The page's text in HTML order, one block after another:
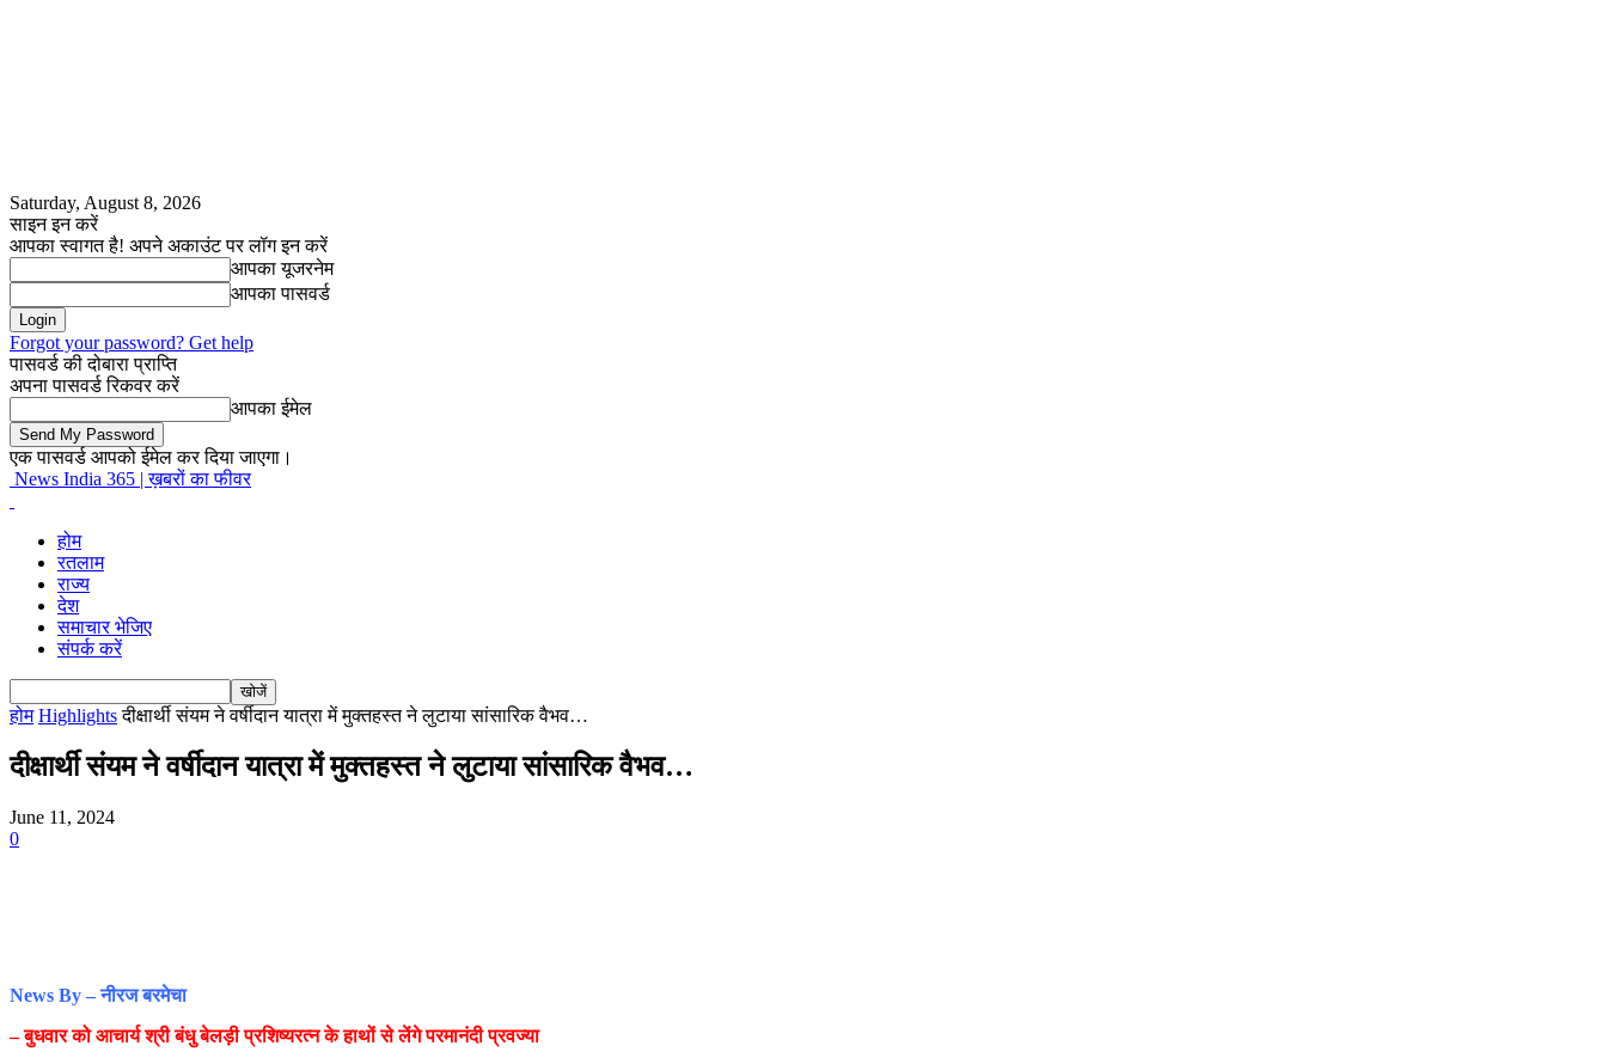
Saturday, August 8, 2026
साइन इन करें
आपका स्वागत है! अपने अकाउंट पर लॉग इन करें
आपका यूजरनेम
आपका पासवर्ड
Forgot your password? Get help
पासवर्ड की दोबारा प्राप्ति
अपना पासवर्ड रिकवर करें
आपका ईमेल
एक पासवर्ड आपको ईमेल कर दिया जाएगा।
News India 365 | ख़बरों का फीवर
होम
रतलाम
राज्य
देश
समाचार भेजिए
संपर्क करें
होम Highlights दीक्षार्थी संयम ने वर्षीदान यात्रा में मुक्तहस्त ने लुटाया सांसारिक वैभव…
दीक्षार्थी संयम ने वर्षीदान यात्रा में मुक्तहस्त ने लुटाया सांसारिक वैभव…
June 11, 2024
0
News By – नीरज बरमेचा
– बुधवार को आचार्य श्री बंधु बेलड़ी प्रशिष्यरत्न के हाथों से लेंगे परमानंदी प्रवज्या